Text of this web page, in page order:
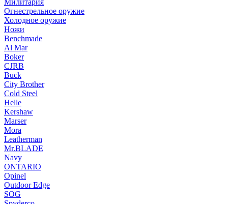
Милитария
Огнестрельное оружие
Холодное оружие
Ножи
Benchmade
Al Mar
Boker
CJRB
Buck
City Brother
Cold Steel
Helle
Kershaw
Marser
Mora
Leatherman
Mr.BLADE
Navy
ONTARIO
Opinel
Outdoor Edge
SOG